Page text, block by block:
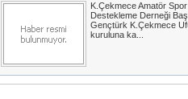
K.Çekmece Amatör
Destekleme Derneği
Gençtürk K.Çekmece
kuruluna ka...